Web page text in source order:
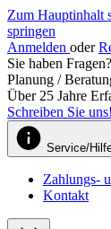
Zum Hauptinhalt
springen
Anmelden oder
Sie haben
Planung /
Über 25 Jahre
Schreiben Sie uns!
Service/
Zahlungs-
Kontakt